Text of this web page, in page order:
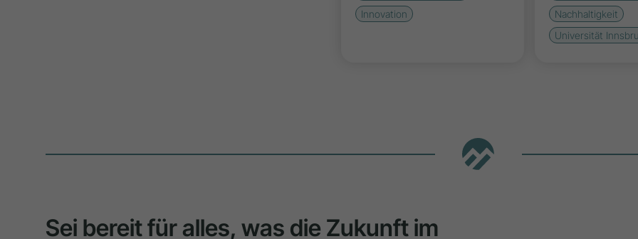
Innovation
Nachhaltigkeit
Universität
Sei bereit für alles, was die Zukunft im